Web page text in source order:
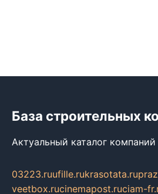
База строительных
Актуальный каталог
03223.ruufille.rukrasotata.ru
veetbox.rucinemapost.ruciam-